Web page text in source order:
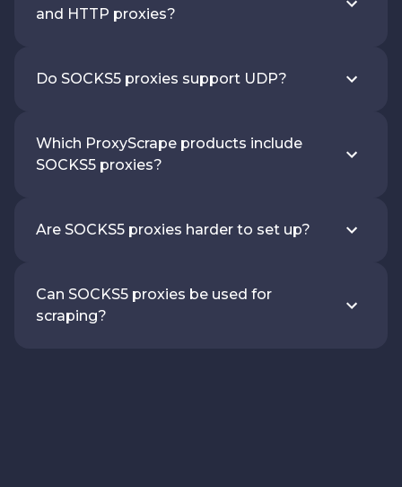
and HTTP proxies?
Do SOCKS5 proxies support UDP?
Which ProxyScrape products include
SOCKS5 proxies?
Are SOCKS5 proxies harder to set up?
Can SOCKS5 proxies be used for
scraping?